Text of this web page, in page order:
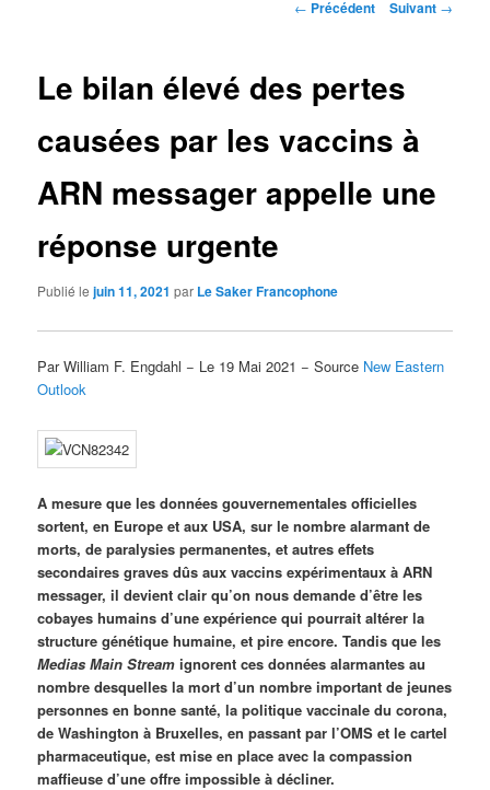
Navigation
← Précédent Suivant →
Le bilan élevé des pertes
causées par les vaccins à
ARN messager appelle une
réponse urgente
Publié lejuin 11, 2021 par Le Saker Francophone
Par William F. Engdahl − Le 19 Mai 2021 − Source New Eastern
Outlook
A mesure que les données gouvernementales officielles
sortent, en Europe et aux USA, sur le nombre alarmant de
morts, de paralysies permanentes, et autres effets
secondaires graves dûs aux vaccins expérimentaux à ARN
messager, il devient clair qu’on nous demande d’être les
cobayes humains d’une expérience qui pourrait altérer la
structure génétique humaine, et pire encore. Tandis que les
Medias Main Stream ignorent ces données alarmantes au
nombre desquelles la mort d’un nombre important de jeunes
personnes en bonne santé, la politique vaccinale du corona,
de Washington à Bruxelles, en passant par l’OMS et le cartel
pharmaceutique, est mise en place avec la compassion
maffieuse d’une offre impossible à décliner.